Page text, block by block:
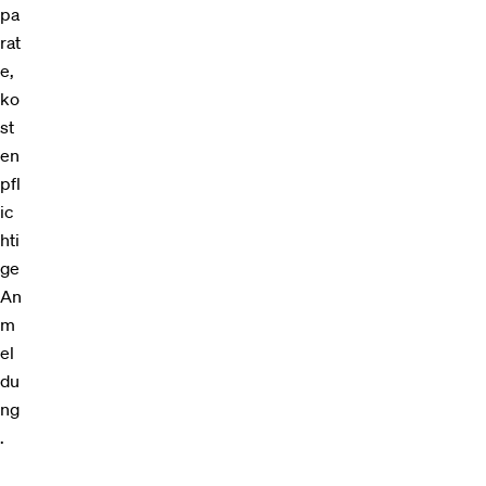
pa
rat
e,
ko
st
en
pfl
ic
hti
ge
An
m
el
du
ng
.